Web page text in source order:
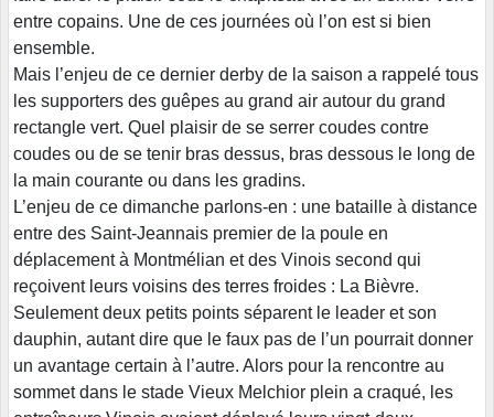
entre copains. Une de ces journées où l’on est si bien
ensemble.
Mais l’enjeu de ce dernier derby de la saison a rappelé tous
les supporters des guêpes au grand air autour du grand
rectangle vert. Quel plaisir de se serrer coudes contre
coudes ou de se tenir bras dessus, bras dessous le long de
la main courante ou dans les gradins.
L’enjeu de ce dimanche parlons-en : une bataille à distance
entre des Saint-Jeannais premier de la poule en
déplacement à Montmélian et des Vinois second qui
reçoivent leurs voisins des terres froides : La Bièvre.
Seulement deux petits points séparent le leader et son
dauphin, autant dire que le faux pas de l’un pourrait donner
un avantage certain à l’autre. Alors pour la rencontre au
sommet dans le stade Vieux Melchior plein a craqué, les